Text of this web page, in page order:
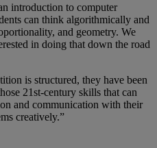
introduction to computer
can think algorithmically and
and geometry. We
in doing that down the road
is structured, they have been
21st-century skills that can
and communication with their
creatively.”